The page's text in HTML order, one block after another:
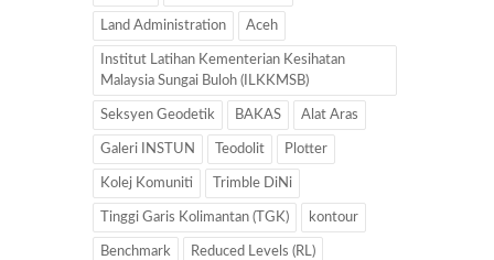
Land Administration Aceh
Institut Latihan Kementerian Kesihatan
Malaysia Sungai Buloh (ILKKMSB)
Seksyen Geodetik BAKAS Alat Aras
Galeri INSTUN Teodolit Plotter
Kolej Komuniti Trimble DiNi
Tinggi Garis Kolimantan (TGK) kontour
Benchmark Reduced Levels (RL)